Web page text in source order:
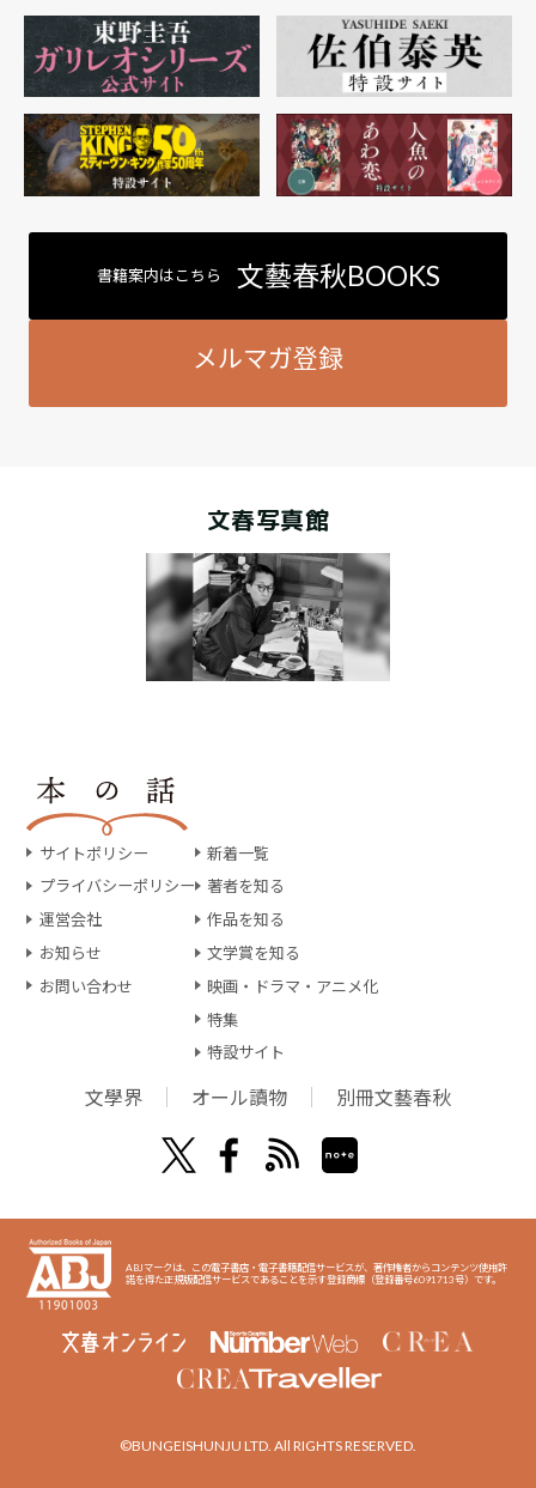
書籍案内はこちら 文藝春秋BOOKS
メルマガ登録
文春写真館
サイトポリシー
プライバシーポリシー
運営会社
お知らせ
お問い合わせ
新着一覧
著者を知る
作品を知る
文学賞を知る
映画・ドラマ・アニメ化
特集
特設サイト
文學界 オール讀物 別冊文藝春秋
ABJマークは、この電子書店・電子書籍配信サービスが、著作権者からコンテンツ使用許
諾を得た正規版配信サービスであることを示す登録商標（登録番号6091713号）です。
©BUNGEISHUNJU LTD. All RIGHTS RESERVED.